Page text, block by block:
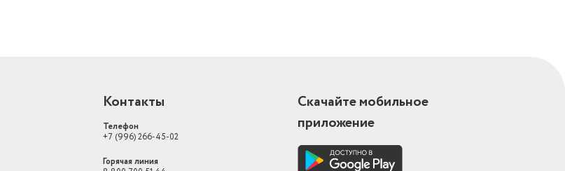
Контакты
Телефон
+7 (996) 266-45-02
Горячая линия
Скачайте мобильное
приложение